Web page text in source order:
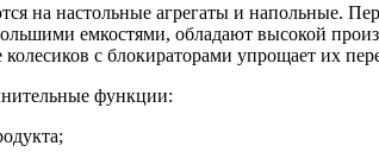
на настольные агрегаты и напольные.
емкостями, обладают высокой
с блокираторами упрощает их
функции: